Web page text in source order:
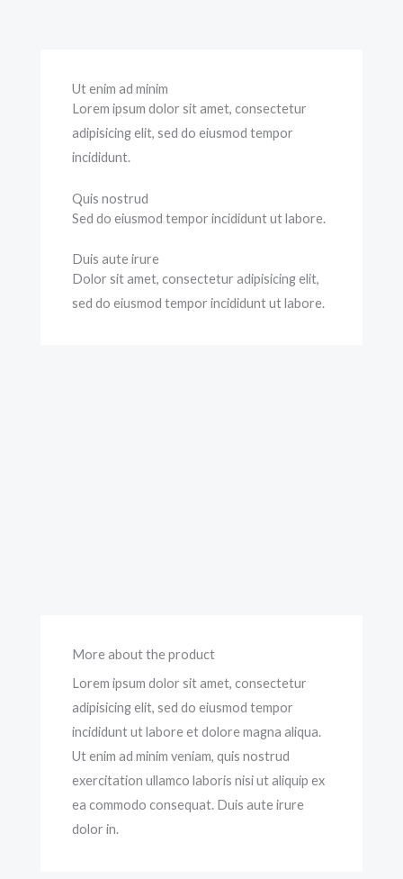
Ut enim ad minim
Lorem ipsum dolor sit amet, consectetur
adipisicing elit, sed do eiusmod tempor
incididunt.
Quis nostrud
Sed do eiusmod tempor incididunt ut labore.
Duis aute irure
Dolor sit amet, consectetur adipisicing elit,
sed do eiusmod tempor incididunt ut labore.
More about the product
Lorem ipsum dolor sit amet, consectetur
adipisicing elit, sed do eiusmod tempor
incididunt ut labore et dolore magna aliqua.
Ut enim ad minim veniam, quis nostrud
exercitation ullamco laboris nisi ut aliquip ex
ea commodo consequat. Duis aute irure
dolor in.